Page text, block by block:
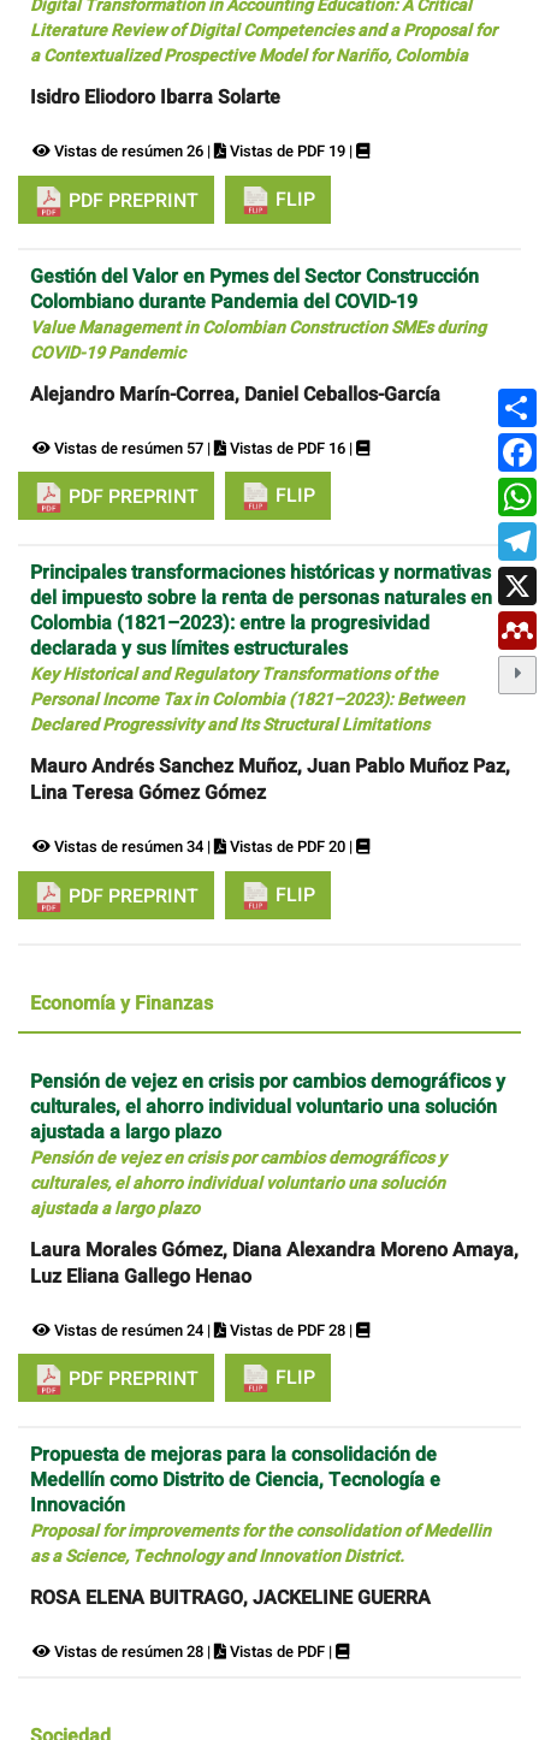
Digital Transformation in Accounting Education: A Critical
Literature Review of Digital Competencies and a Proposal for
a Contextualized Prospective Model for Nariño, Colombia
Isidro Eliodoro Ibarra Solarte
Vistas de resúmen 26 | Vistas de PDF 19 |
PDF PREPRINT FLIP
Gestión del Valor en Pymes del Sector Construcción
Colombiano durante Pandemia del COVID-19
Value Management in Colombian Construction SMEs during
COVID-19 Pandemic
Alejandro Marín-Correa, Daniel Ceballos-García
Vistas de resúmen 57 | Vistas de PDF 16 |
PDF PREPRINT FLIP
Principales transformaciones históricas y normativas
del impuesto sobre la renta de personas naturales en
Colombia (1821–2023): entre la progresividad
declarada y sus límites estructurales
Key Historical and Regulatory Transformations of the
Personal Income Tax in Colombia (1821–2023): Between
Declared Progressivity and Its Structural Limitations
Mauro Andrés Sanchez Muñoz, Juan Pablo Muñoz Paz,
Lina Teresa Gómez Gómez
Vistas de resúmen 34 | Vistas de PDF 20 |
PDF PREPRINT FLIP
Economía y Finanzas
Pensión de vejez en crisis por cambios demográficos y
culturales, el ahorro individual voluntario una solución
ajustada a largo plazo
Pensión de vejez en crisis por cambios demográficos y
culturales, el ahorro individual voluntario una solución
ajustada a largo plazo
Laura Morales Gómez, Diana Alexandra Moreno Amaya,
Luz Eliana Gallego Henao
Vistas de resúmen 24 | Vistas de PDF 28 |
PDF PREPRINT FLIP
Propuesta de mejoras para la consolidación de
Medellín como Distrito de Ciencia, Tecnología e
Innovación
Proposal for improvements for the consolidation of Medellin
as a Science, Technology and Innovation District.
ROSA ELENA BUITRAGO, JACKELINE GUERRA
Vistas de resúmen 28 | Vistas de PDF |